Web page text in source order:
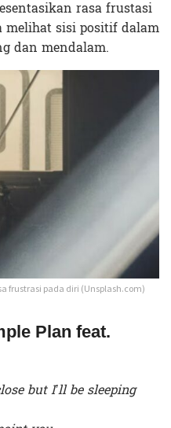
rasa frustasi
sisi positif dalam
dan mendalam.
frustrasi pada diri (Unsplash.com)
Plan feat.
but I’ll be sleeping